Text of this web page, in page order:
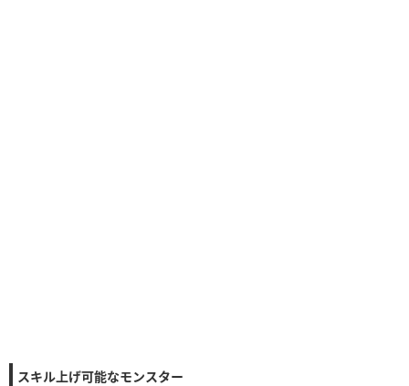
スキル上げ可能なモンスター